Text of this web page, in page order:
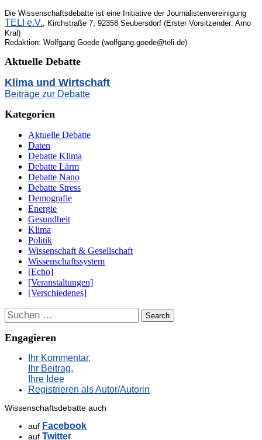
Die Wissenschaftsdebatte ist eine Initiative der Journalistenvereinigung
TELI e.V., Kirchstraße 7, 92358 Seubersdorf (Erster Vorsitzender: Arno
Kral)
Redaktion: Wolfgang Goede (wolfgang.goede@teli.de)
Aktuelle Debatte
Klima und Wirtschaft
Beiträge zur Debatte
Kategorien
Aktuelle Debatte
Daten
Debatte Klima
Debatte Lärm
Debatte Nano
Debatte Stress
Demografie
Energie
Gesundheit
Klima
Politik
Wissenschaft & Gesellschaft
Wissenschaftssystem
[Echo]
[Veranstaltungen]
[Verschiedenes]
Suchen
Engagieren
Ihr Kommentar,
Ihr Beitrag,
Ihre Idee
Registrieren als Autor/Autorin
Wissenschaftsdebatte auch
auf Facebook
auf Twitter